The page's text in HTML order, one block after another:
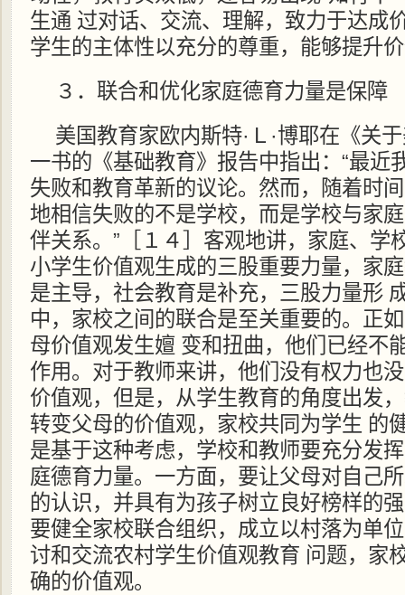
生通 过对话、交流、理解，致力于达成
学生的主体性以充分的尊重，能够提升
３．联合和优化家庭德育力量是保障
美国教育家欧内斯特·Ｌ·博耶在《关
一书的《基础教育》报告中指出：“最近
失败和教育革新的议论。然而，随着时
地相信失败的不是学校，而是学校与家
伴关系。”［１４］客观地讲，家庭、学
小学生价值观生成的三股重要力量，家
是主导，社会教育是补充，三股力量形
中，家校之间的联合是至关重要的。正
母价值观发生嬗 变和扭曲，他们已经不
作用。对于教师来讲，他们没有权力也
价值观，但是，从学生教育的角度出发
转变父母的价值观，家校共同为学生 的
是基于这种考虑，学校和教师要充分发
庭德育力量。一方面，要让父母对自己
的认识，并具有为孩子树立良好榜样的
要健全家校联合组织，成立以村落为单
讨和交流农村学生价值观教育 问题，家
确的价值观。